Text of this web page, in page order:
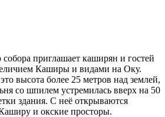
собора приглашает каширян и гостей
Каширы и видами на Оку.
высота более 25 метров над землей,
со шпилем устремилась вверх на 50
здания. С неё открываются
и окские просторы.